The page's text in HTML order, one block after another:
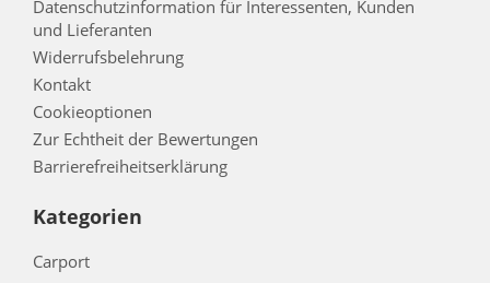
Datenschutzinformation für Interessenten, Kunden
und Lieferanten
Widerrufsbelehrung
Kontakt
Cookieoptionen
Zur Echtheit der Bewertungen
Barrierefreiheitserklärung
Kategorien
Carport